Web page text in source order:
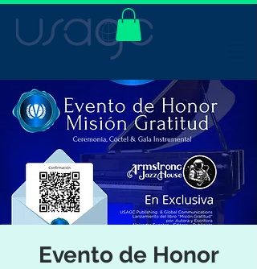
Evento de Honor